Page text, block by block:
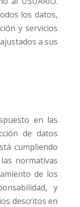
los datos,
y servicios
a sus
en las
de datos
cumpliendo
normativas
de los
y
descritos en